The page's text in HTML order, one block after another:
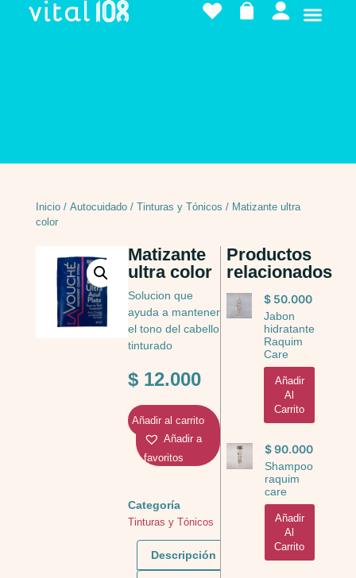
Inicio/ Autocuidado/ Tinturas y Tónicos / Matizante ultra
color
Matizante
ultra color
Solucion que
ayuda a mantener
el tono del cabello
tinturado
$12.000
Añadir al carrito
Añadir a
favoritos
Categoría
Tinturas y Tónicos
Descripción
Productos
relacionados
$ 50.000
Jabon
hidratante
Raquim
Care
Añadir
Al
Carrito
$90.000
Shampoo
raquim
care
Añadir
Al
Carrito